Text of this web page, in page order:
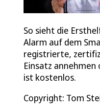
So sieht die
Alarm auf dem
registrierte,
Einsatz annehmen
ist kostenlos.
Copyright: Tom